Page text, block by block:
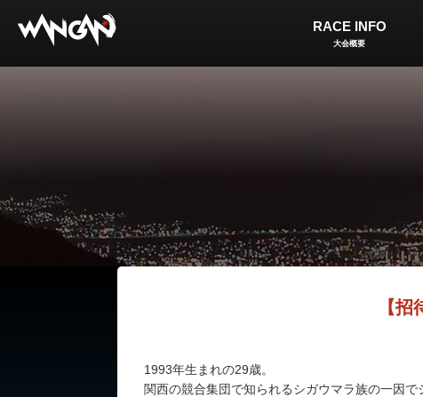
RACE INFO
大会概要
【
1993年生まれの29歳。
関西の競合集団で知られるシガウマラ族の一因